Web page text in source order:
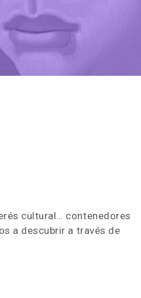
cultural… contenedores
a descubrir a través de